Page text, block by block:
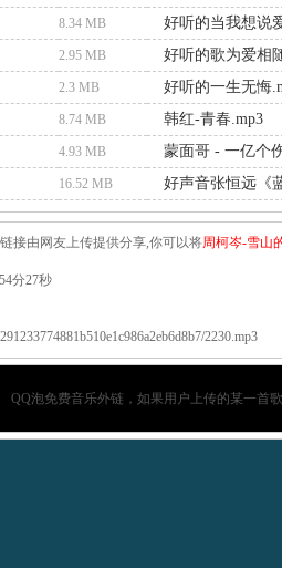
8.34 MB
好听的当我想说
2.95 MB
好听的歌为爱相
2.3 MB
好听的一生无悔
8.74 MB
韩红-青春.mp3
4.93 MB
蒙面哥 - 一亿个
16.52 MB 好声音张恒远《
接由网友上传提供分享,你可以将周柯岑-雪山
分27秒
2230.mp3
QQ泡免费音乐外链，如果用户上传的某一首